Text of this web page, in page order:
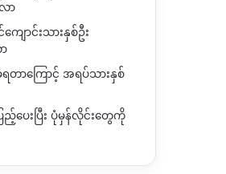
ာ
ျောင်းသားနှစ်ဦး
တာကြောင့် အရပ်သားနှစ်
ပေးပြီး ပုံမှန်လိုင်းတွေကို